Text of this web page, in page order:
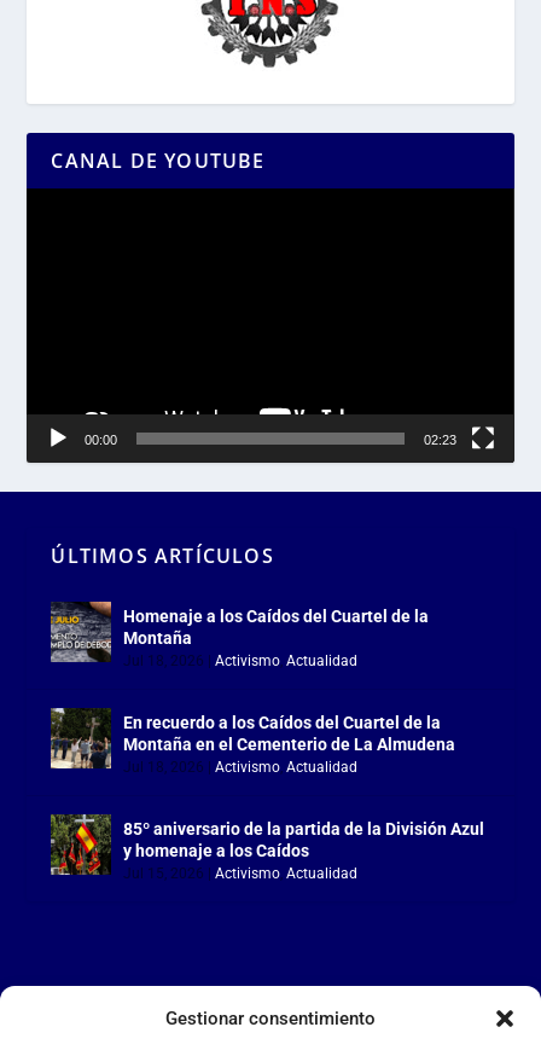
Gestionar consentimiento
CANAL DE YOUTUBE
00:00 02:23
ÚLTIMOS ARTÍCULOS
Homenaje a los Caídos del Cuartel de la
Montaña
Jul 18, 2026 |Activismo,Actualidad
En recuerdo a los Caídos del Cuartel de la
Montaña en el Cementerio de La Almudena
Jul 18, 2026 |Activismo,Actualidad
85º aniversario de la partida de la División Azul
y homenaje a los Caídos
Jul 15, 2026 |Activismo,Actualidad
LA FALANGE